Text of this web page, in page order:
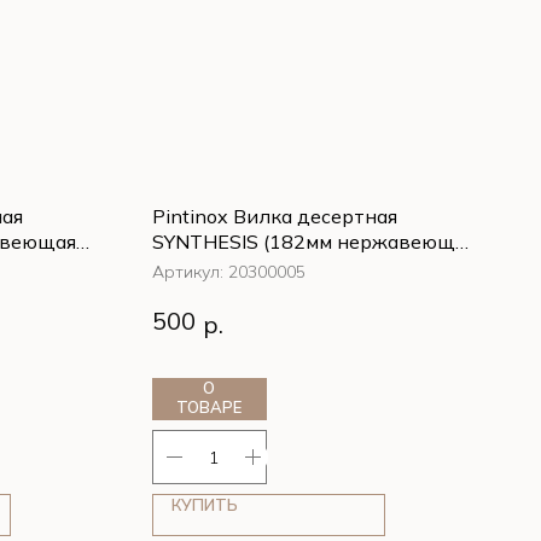
Pintinox Вилка десертная
SYNTHESIS (182мм нержавеющая
сталь 18/10)
Артикул: 20300005
Pintinox Вилка десертная
SYNTHESIS (182мм нержавеющая
500 р.
О
ТОВАРЕ
КУПИТЬ